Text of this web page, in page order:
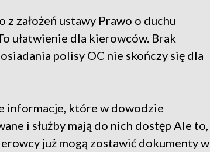
założeń ustawy Prawo o duchu
ułatwienie dla kierowców. Brak
polisy OC nie skończy się dla
informacje, które w dowodzie
i służby mają do nich dostęp Ale to,
już mogą zostawić dokumenty w